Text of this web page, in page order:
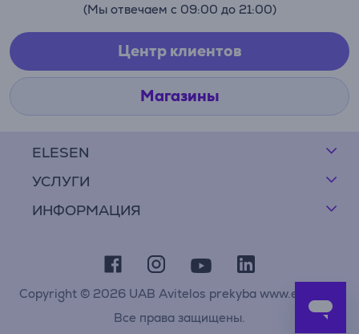
ELESEN
УСЛУГИ
ИНФОРМАЦИЯ
(Мы отвечаем с 09:00 до 21:00)
Центр клиентов
Магазины
Copyright © 2026 UAB Avitelos prekyba www.elesen.lt
Все права защищены.